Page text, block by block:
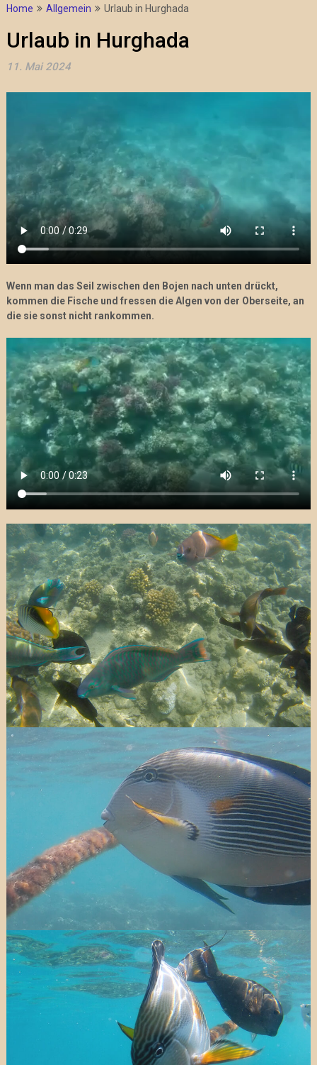
Home Allgemein Urlaub in Hurghada
Urlaub in Hurghada
11. Mai 2024
Wenn man das Seil zwischen den Bojen nach unten drückt,
kommen die Fische und fressen die Algen von der Oberseite, an
die sie sonst nicht rankommen.